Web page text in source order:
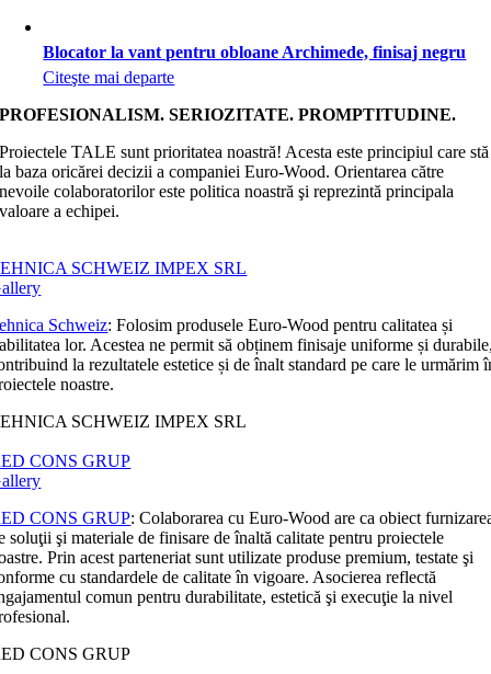
Blocator la vant pentru obloane Archimede, finisaj negru
Citeşte mai departe
PROFESIONALISM. SERIOZITATE. PROMPTITUDINE.
Proiectele TALE sunt prioritatea noastră! Acesta este principiul care stă
la baza oricărei decizii a companiei Euro-Wood. Orientarea către
nevoile colaboratorilor este politica noastră şi reprezintă principala
valoare a echipei.
SCHWEIZ IMPEX SRL
Schweiz: Folosim produsele Euro-Wood pentru calitatea și
lor. Acestea ne permit să obținem finisaje uniforme și
la rezultatele estetice și de înalt standard pe care le urmărim
noastre.
SCHWEIZ IMPEX SRL
CONS GRUP
CONS GRUP: Colaborarea cu Euro-Wood are ca obiect
soluţii şi materiale de finisare de înaltă calitate pentru proiectele
Prin acest parteneriat sunt utilizate produse premium, testate şi
cu standardele de calitate în vigoare. Asocierea reflectă
comun pentru durabilitate, estetică şi execuţie la nivel
CONS GRUP